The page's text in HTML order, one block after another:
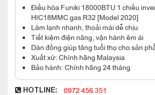
Điều hòa Funiki 18000BTU 1 chiều
HIC18MMC gas R32 [Model 2020]
Làm lạnh nhanh, thoải mái dễ chịu
Tiết kiệm điện năng, vận hành êm ái
Dàn đồng giúp tăng tuổi thọ cho sản
Xuất xứ: Chính hãng Malaysia
Bảo hành: Chính hãng 24 tháng
HOTLINE: 0972 456 351